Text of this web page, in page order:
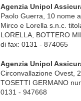
Agenzia Unipol
Paolo Guerra, 10 nome
Mirco e Lorella s.n.c.
LORELLA, BOTTERO
di fax: 0131 - 874065
Agenzia Unipol
Circonvallazione Ovest,
TOSETTI GERMANO
0131 - 947668